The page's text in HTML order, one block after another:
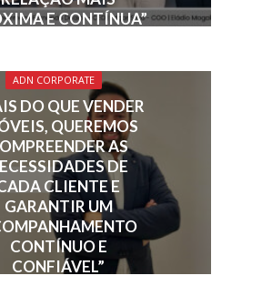
E CONTÍNUA”
ADN CORPORATE
DO QUE VENDER
QUEREMOS
AS
DE
CLIENTE E
GARANTIR UM
CONTÍNUO E
CONFIÁVEL”